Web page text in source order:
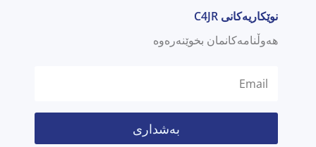
نوێکاریەکانی C4JR
هەوڵنامەکانمان بخوێنەرەوە
بەشداری